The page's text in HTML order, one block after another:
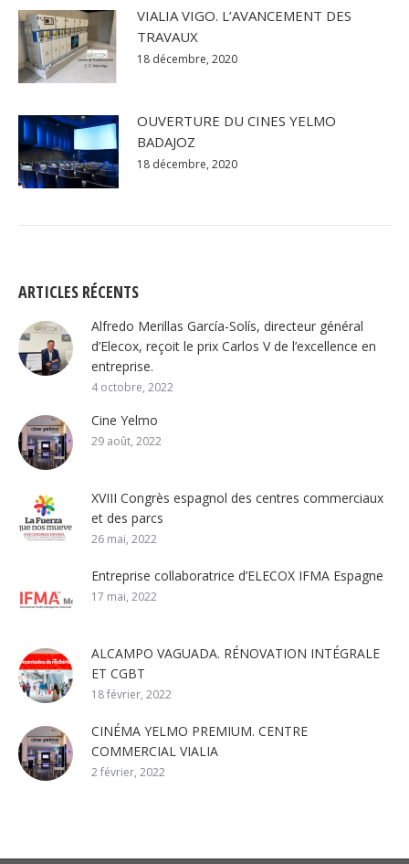
VIALIA VIGO. L’AVANCEMENT DES
TRAVAUX
18 décembre, 2020
OUVERTURE DU CINES YELMO
BADAJOZ
18 décembre, 2020
ARTICLES RÉCENTS
Alfredo Merillas García-Solís, directeur général
d’Elecox, reçoit le prix Carlos V de l’excellence en
entreprise.
4 octobre, 2022
Cine Yelmo
29 août, 2022
XVIII Congrès espagnol des centres commerciaux
et des parcs
26 mai, 2022
Entreprise collaboratrice d’ELECOX IFMA Espagne
17 mai, 2022
ALCAMPO VAGUADA. RÉNOVATION INTÉGRALE
ET CGBT
18 février, 2022
CINÉMA YELMO PREMIUM. CENTRE
COMMERCIAL VIALIA
2 février, 2022